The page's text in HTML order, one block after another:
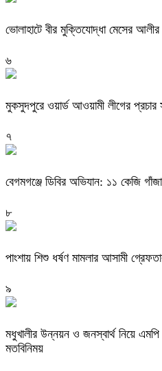
ভোলাহাটে বীর মুক্তিযোদ্ধা মেসের আলীর
৬
মুকসুদপুরে ওয়ার্ড আওয়ামী লীগের
৭
বেগমগঞ্জে ডিবির অভিযান: ১১ কেজি
৮
পাংশায় শিশু ধর্ষণ মামলার আসামী
৯
মধুখালীর উন্নয়ন ও জনস্বার্থ নিয়ে এমপি
মতবিনিময়